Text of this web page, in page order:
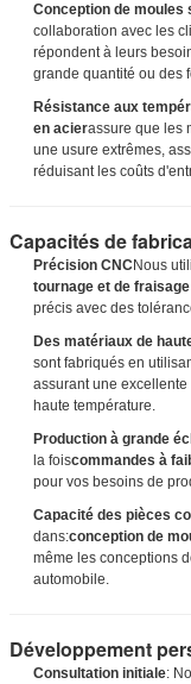
Conception de moules
collaboration avec les
répondent à leurs
grande quantité ou des
Résistance aux
en acierassure que les
une usure extrêmes,
réduisant les coûts
Capacités de
Précision CNCNous
tournage et de
précis avec des
Des matériaux de
sont fabriqués en
assurant une
haute température.
Production à grande
la foiscommandes à
pour vos besoins de
Capacité des pièces
dans:conception de
même les conceptions
automobile.
Développement
Consultation initiale: